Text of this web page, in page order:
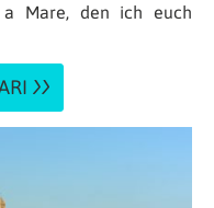
a Mare, den ich euch